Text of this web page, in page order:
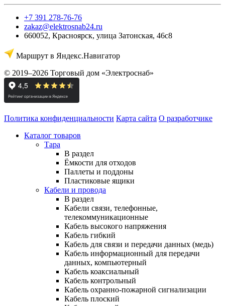
+7 391 278-76-76
zakaz@elektrosnab24.ru
660052, Красноярск, улица Затонская, 46с8
Маршрут в Яндекс.Навигатор
© 2019–2026 Торговый дом «Электроснаб»
Политика конфиденциальности Карта сайта О разработчике
Каталог товаров
Тара
В раздел
Ёмкости для отходов
Паллеты и поддоны
Пластиковые ящики
Кабели и провода
В раздел
Кабели связи, телефонные,
телекоммуникационные
Кабель высокого напряжения
Кабель гибкий
Кабель для связи и передачи данных (медь)
Кабель информационный для передачи
данных, компьютерный
Кабель коаксиальный
Кабель контрольный
Кабель охранно-пожарной сигнализации
Кабель плоский